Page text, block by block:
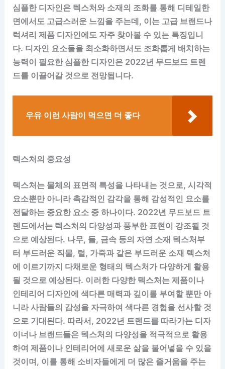
심플한 디자인은 텍스처와 소재의 조화를 통해 디테일한
면에서도 고급스러운 느낌을 주는데, 이는 고급 브랜드나
럭셔리 제품 디자인에도 자주 찾아볼 수 있는 특징입니
다. 디자인 요소들을 최소화하면서도 조화롭게 배치하는
능력이 필요한 심플한 디자인은 2022년 무드보드 트렌
드를 이끌어갈 것으로 전망됩니다.
우유 이런 사람이 먹으면 더 좋다
텍스처의 중요성
텍스처는 물체의 표면적 특성을 나타내는 것으로, 시각적
요소뿐만 아니라 촉감적인 감각을 통해 감성적인 요소를
전달하는 중요한 요소 중 하나이다. 2022년 무드보드 트
렌드에서는 텍스처의 다양성과 풍부한 표현이 강조될 것
으로 예상된다. 나무, 돌, 금속 등의 자연 소재 텍스처부
터 부드러운 직물, 털, 가죽과 같은 부드러운 소재 텍스처
에 이르기까지 다채로운 형태의 텍스처가 다양하게 활용
될 것으로 예상된다. 이러한 다양한 텍스처는 제품이나
인테리어 디자인에 색다른 매력과 깊이를 부여할 뿐만 아
니라 사람들의 감성을 자극하여 색다른 경험을 선사할 것
으로 기대된다. 따라서, 2022년 트렌드를 따라가는 디자
이너나 브랜드들은 텍스처의 다양성을 적극적으로 활용
하여 제품이나 인테리어에 새로운 삶을 불어넣을 수 있을
것이며, 이를 통해 소비자들에게 더 많은 즐거움을 주는